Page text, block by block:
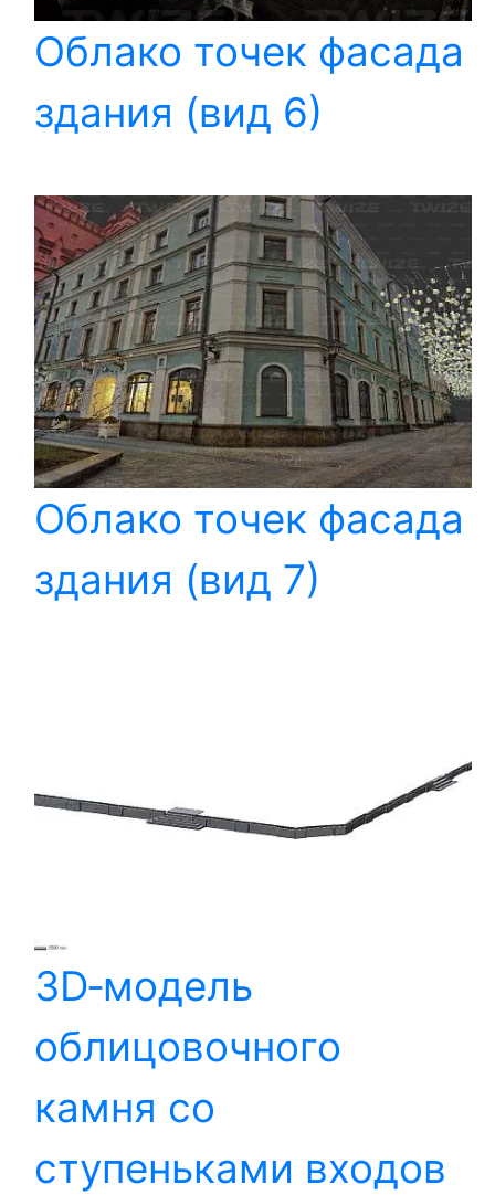
Облако точек фасада
здания (вид 6)
Облако точек фасада
здания (вид 7)
3D‑модель
облицовочного
камня со
ступеньками входов